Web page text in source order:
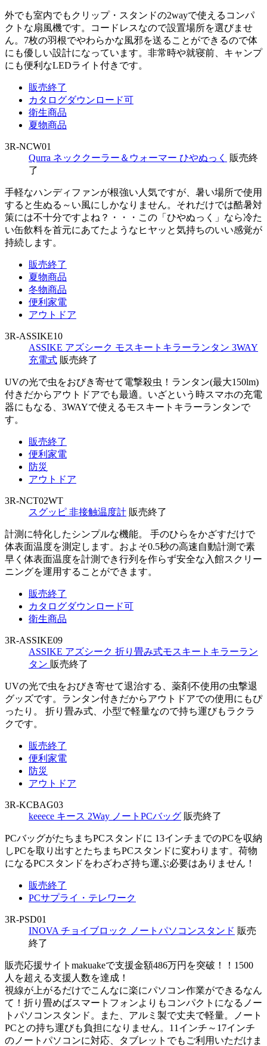
外でも室内でもクリップ・スタンドの2wayで使えるコンパ
クトな扇風機です。コードレスなので設置場所を選びませ
ん。7枚の羽根でやわらかな風邪を送ることができるので体
にも優しい設計になっています。非常時や就寝前、キャンプ
にも便利なLEDライト付きです。
販売終了
カタログダウンロード可
衛生商品
夏物商品
3R-NCW01
Qurra ネッククーラー＆ウォーマー ひやぬっく
販売終
了
手軽なハンディファンが根強い人気ですが、暑い場所で使用
すると生ぬる～い風にしかなりません。それだけでは酷暑対
策には不十分ですよね？・・・この「ひやぬっく」なら冷た
い缶飲料を首元にあてたようなヒヤッと気持ちのいい感覚が
持続します。
販売終了
夏物商品
冬物商品
便利家電
アウトドア
3R-ASSIKE10
ASSIKE アズシーク モスキートキラーランタン 3WAY
充電式 販売終了
UVの光で虫をおびき寄せて電撃殺虫！ランタン(最大150lm)
付きだからアウトドアでも最適。いざという時スマホの充電
器にもなる、3WAYで使えるモスキートキラーランタンで
す。
販売終了
便利家電
防災
アウトドア
3R-NCT02WT
スグッピ 非接触温度計 販売終了
計測に特化したシンプルな機能。 手のひらをかざすだけで
体表面温度を測定します。およそ0.5秒の高速自動計測で素
早く体表面温度を計測でき行列を作らず安全な入館スクリー
ニングを運用することができます。
販売終了
カタログダウンロード可
衛生商品
3R-ASSIKE09
ASSIKE アズシーク 折り畳み式モスキートキラーラン
タン 販売終了
UVの光で虫をおびき寄せて退治する、薬剤不使用の虫撃退
グッズです。ランタン付きだからアウトドアでの使用にもぴ
ったり。 折り畳み式、小型で軽量なので持ち運びもラクラ
クです。
販売終了
便利家電
防災
アウトドア
3R-KCBAG03
keeece キース 2Way ノートPCバッグ 販売終了
PCバッグがたちまちPCスタンドに 13インチまでのPCを収納
しPCを取り出すとたちまちPCスタンドに変わります。荷物
になるPCスタンドをわざわざ持ち運ぶ必要はありません！
販売終了
PCサプライ・テレワーク
3R-PSD01
INOVA チョイブロック ノートパソコンスタンド 販売
終了
販売応援サイトmakuakeで支援金額486万円を突破！！1500
人を超える支援人数を達成！
視線が上がるだけでこんなに楽にパソコン作業ができるなん
て！折り畳めばスマートフォンよりもコンパクトになるノー
トパソコンスタンド。また、アルミ製で丈夫で軽量。ノート
PCとの持ち運びも負担になりません。11インチ～17インチ
のノートパソコンに対応、タブレットでもご利用いただけま